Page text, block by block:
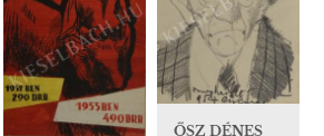
ŐSZ DÉNES